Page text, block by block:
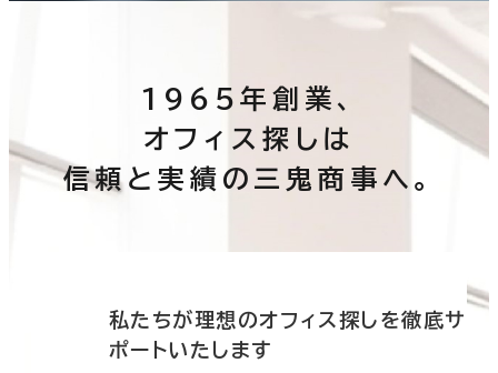
1965年創業、
オフィス探しは
信頼と実績の三鬼商事へ。
私たちが理想のオフィス探しを徹底サ
ポートいたします